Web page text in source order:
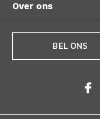
Over ons
BEL ONS